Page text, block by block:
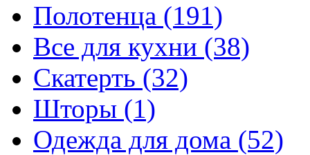
Полотенца (191)
Все для кухни (38)
Скатерть (32)
Шторы (1)
Одежда для дома (52)